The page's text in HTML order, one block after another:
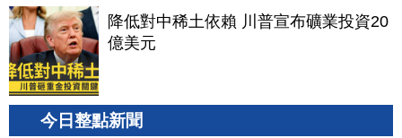
降低對中稀土依賴 川普宣布礦業投資20
億美元
今日整點新聞